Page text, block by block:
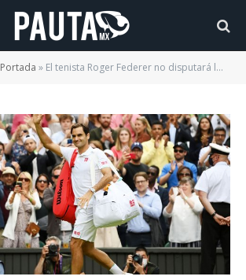
Portada » El tenista Roger Federer no disputará los Juegos Olímpicos de Tokio 2020